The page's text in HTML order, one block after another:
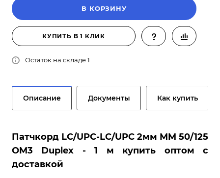
В КОРЗИНУ
КУПИТЬ В 1 КЛИК
Остаток на складе 1
Описание Документы Как купить
Патчкорд LC/UPC-LC/UPC 2мм MM 50/125
OM3 Duplex - 1 м купить оптом с
доставкой